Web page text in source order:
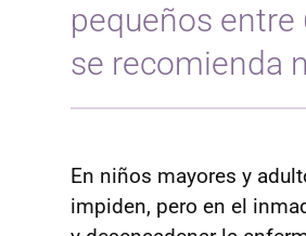
pequeños entre
se recomienda
En niños mayores y
impiden, pero en el